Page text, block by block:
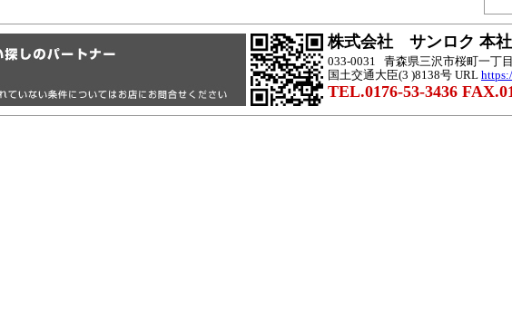
株式会社 サンロク 本社
033-0031 青森県三沢市桜町一丁
国土交通大臣(3 )8138号 URL
TEL.0176-53-3436